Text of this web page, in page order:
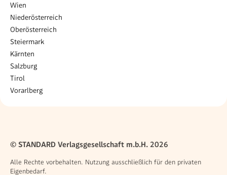
Wien
Niederösterreich
Oberösterreich
Steiermark
Kärnten
Salzburg
Tirol
Vorarlberg
© STANDARD Verlagsgesellschaft m.b.H. 2026
Alle Rechte vorbehalten. Nutzung ausschließlich für den privaten
Eigenbedarf.